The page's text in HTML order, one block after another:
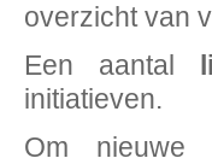
overzicht van
Een aantal
initiatieven.
Om nieuwe